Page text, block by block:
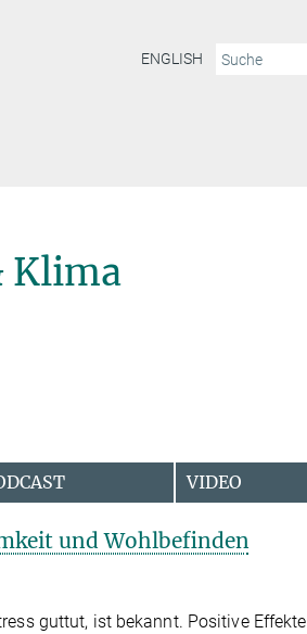
ENGLISH
Klima
VIDEO
und Wohlbefinden
guttut, ist bekannt. Positive Effekte